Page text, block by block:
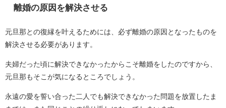
離婚の原因を解決させる
元旦那との復縁を叶えるためには、必ず離婚の原因となったものを
解決させる必要があります。
夫婦だった頃に解決できなかったからこそ離婚をしたのですから、
元旦那もそこが気になるところでしょう。
永遠の愛を誓い合った二人でも解決できなかった問題を放置したま